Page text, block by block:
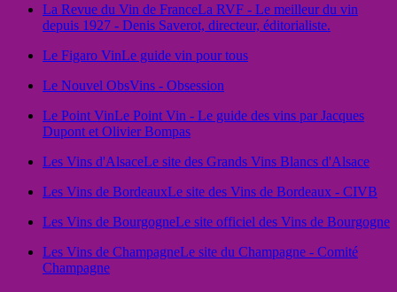
La Revue du Vin de FranceLa RVF - Le meilleur du vin
depuis 1927 - Denis Saverot, directeur, éditorialiste.
Le Figaro VinLe guide vin pour tous
Le Nouvel ObsVins - Obsession
Le Point VinLe Point Vin - Le guide des vins par Jacques
Dupont et Olivier Bompas
Les Vins d'AlsaceLe site des Grands Vins Blancs d'Alsace
Les Vins de BordeauxLe site des Vins de Bordeaux - CIVB
Les Vins de BourgogneLe site officiel des Vins de Bourgogne
Les Vins de ChampagneLe site du Champagne - Comité
Champagne